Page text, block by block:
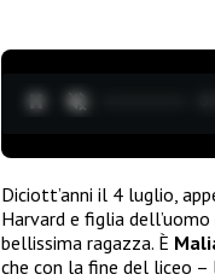
Diciott’anni il 4 luglio,
Harvard e figlia
bellissima ragazza. È
che con la fine del liceo –